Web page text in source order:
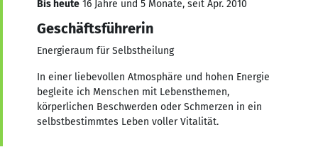
Bis heute 16 Jahre und 5 Monate, seit Apr. 2010
Geschäftsführerin
Energieraum für Selbstheilung
In einer liebevollen Atmosphäre und hohen Energie
begleite ich Menschen mit Lebensthemen,
körperlichen Beschwerden oder Schmerzen in ein
selbstbestimmtes Leben voller Vitalität.